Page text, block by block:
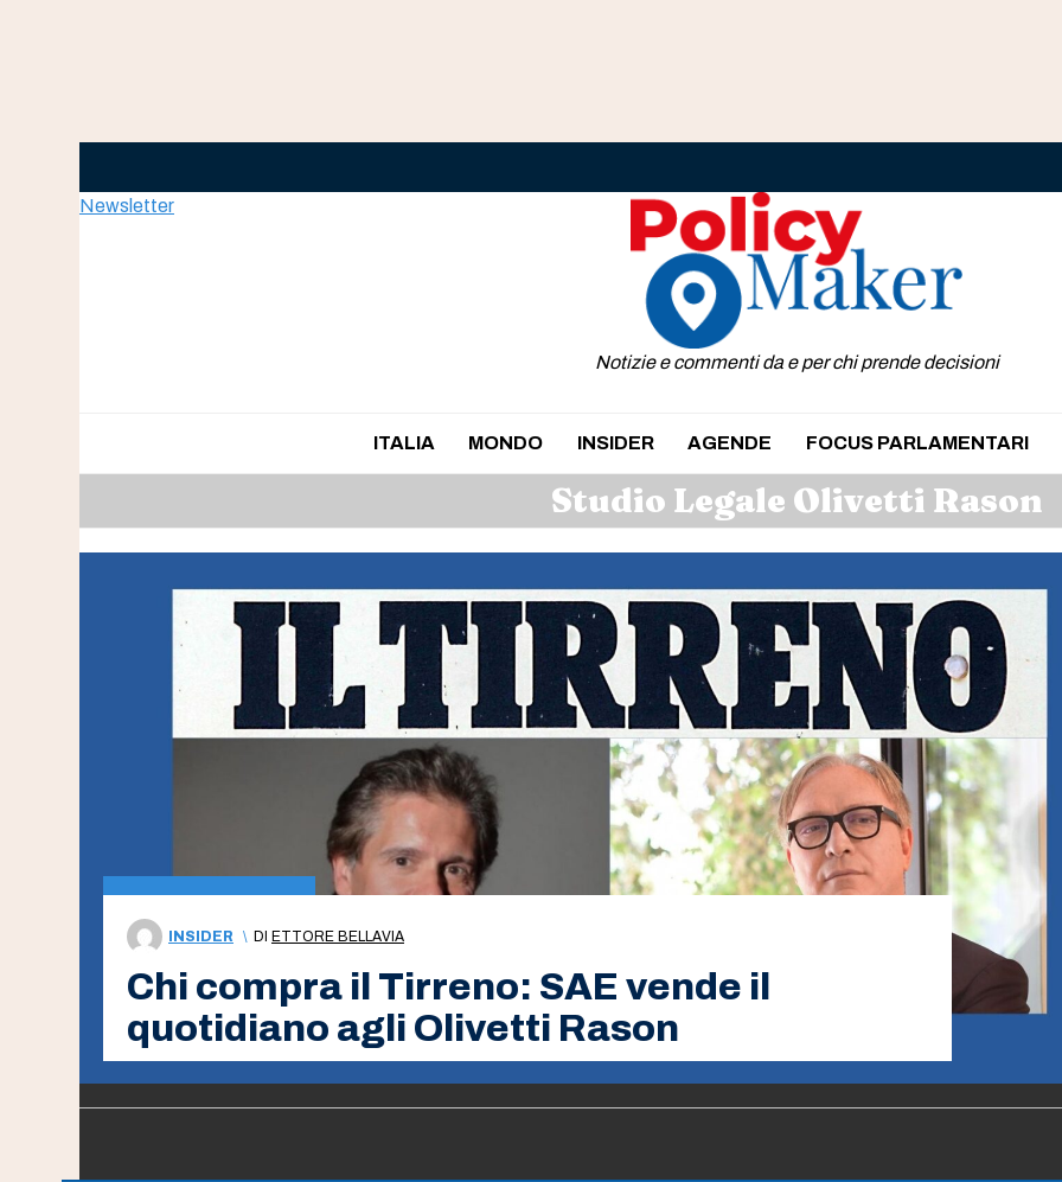
Newsletter
Notizie e commenti da e per chi prende decisioni
ITALIA MONDO INSIDER AGENDE FOCUS PARLAMENTARI
Studio Legale Olivetti Rason
INSIDER \ DI ETTORE BELLAVIA
Chi compra il Tirreno: SAE vende il
quotidiano agli Olivetti Rason